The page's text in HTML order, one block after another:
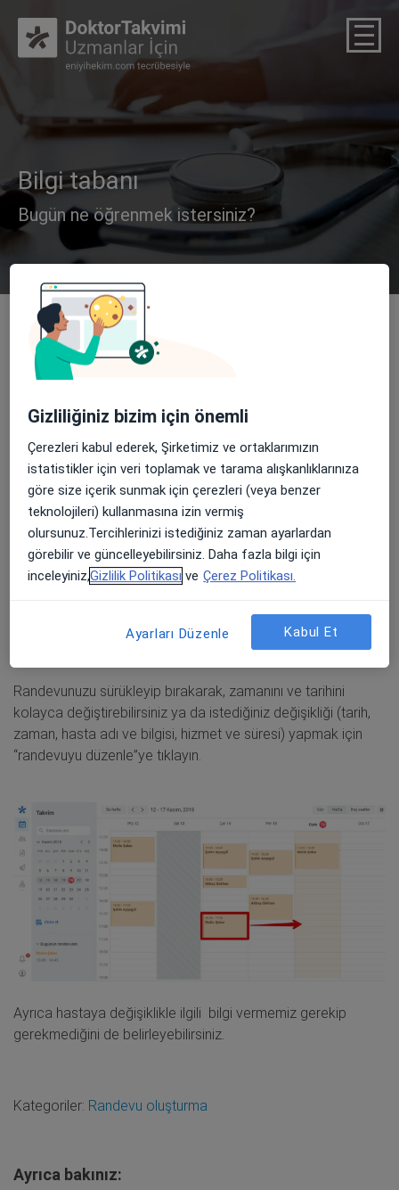
Bilgi tabanı
Bugün ne öğrenmek istersiniz?
Ofis yönetimi
Randevu oluşturma
Planlama
Profiliniz
Kaydedilmiş bir randevuyu
yeniden düzenlemek
Randevunuzu sürükleyip bırakarak, zamanını ve tarihini
kolayca değiştirebilirsiniz ya da istediğiniz değişikliği (tarih,
zaman, hasta adı ve bilgisi, hizmet ve süresi) yapmak için
“randevuyu düzenle”ye tıklayın.
Ayrıca hastaya değişiklikle ilgili bilgi vermemiz gerekip
gerekmediğini de belirleyebilirsiniz.
Kategoriler: Randevu oluşturma
Ayrıca bakınız:
Gizliliğiniz bizim için önemli
Çerezleri kabul ederek, Şirketimiz ve ortaklarımızın
istatistikler için veri toplamak ve tarama alışkanlıklarınıza
göre size içerik sunmak için çerezleri (veya benzer
teknolojileri) kullanmasına izin vermiş
olursunuz.Tercihlerinizi istediğiniz zaman ayarlardan
görebilir ve güncelleyebilirsiniz. Daha fazla bilgi için
inceleyiniz,Gizlilik Politikası ve Çerez Politikası.
Ayarları Düzenle Kabul Et